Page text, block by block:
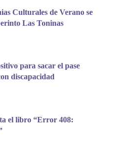
Culturales de Verano se
Las Toninas
para sacar el pase
discapacidad
el libro “Error 408: